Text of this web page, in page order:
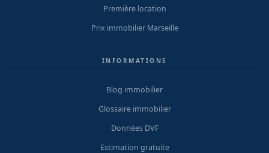
Première location
Prix immobilier Marseille
INFORMATIONS
Blog immobilier
Glossaire immobilier
Données DVF
Estimation gratuite